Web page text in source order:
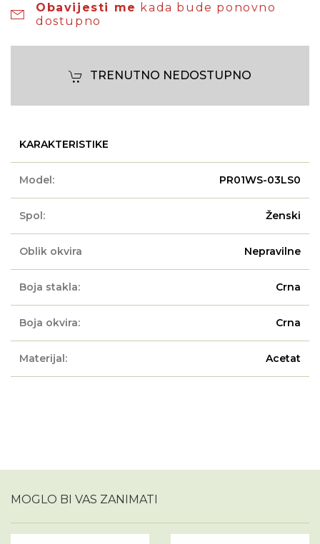
Obavijesti me kada bude ponovno
dostupno
TRENUTNO NEDOSTUPNO
KARAKTERISTIKE
Model: PR01WS-03LS0
Spol: Ženski
Oblik okvira Nepravilne
Boja stakla: Crna
Boja okvira: Crna
Materijal: Acetat
MOGLO BI VAS ZANIMATI